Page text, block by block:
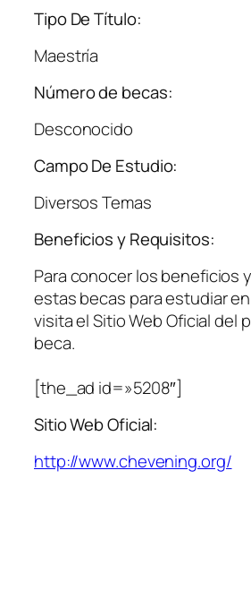
Tipo De Título:
Maestría
Número de becas:
Desconocido
Campo De Estudio:
Diversos Temas
Beneficios y Requisitos:
Para conocer los beneficios
estas becas para estudiar
visita el Sitio Web Oficial del
beca.
[the_ad id=»5208″]
Sitio Web Oficial:
http://www.chevening.org/